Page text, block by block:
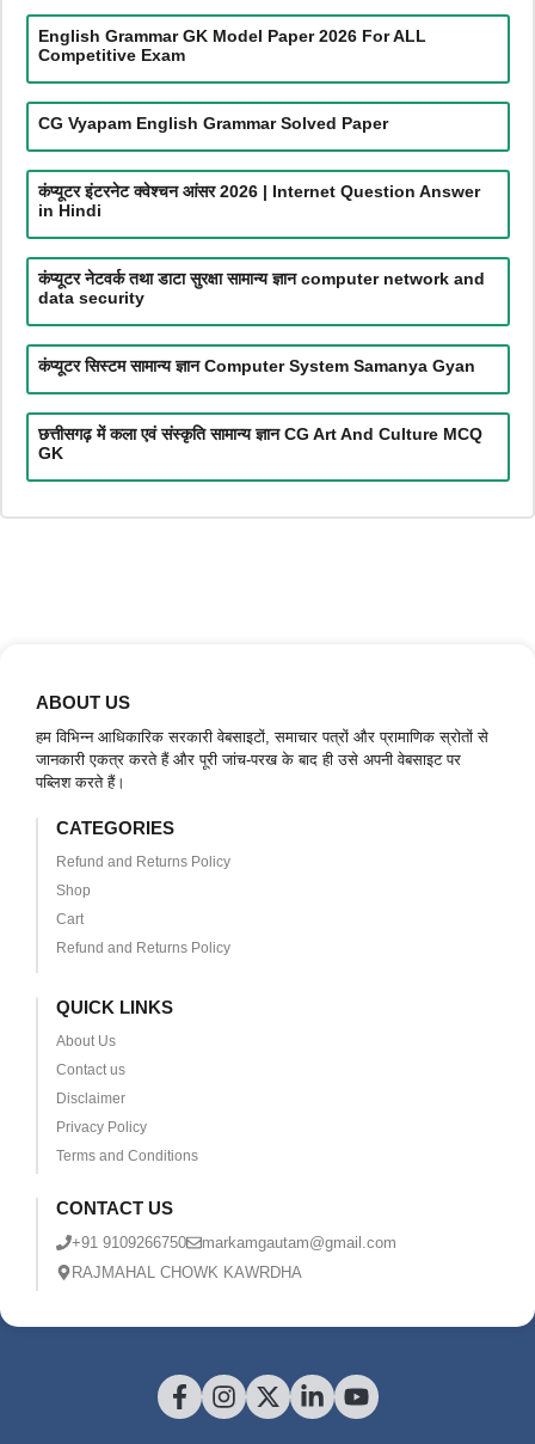
English Grammar GK Model Paper 2026 For ALL
Competitive Exam
CG Vyapam English Grammar Solved Paper
कंप्यूटर इंटरनेट क्वेश्चन आंसर 2026 | Internet Question Answer
in Hindi
कंप्यूटर नेटवर्क तथा डाटा सुरक्षा सामान्य ज्ञान computer network and
data security
कंप्यूटर सिस्टम सामान्य ज्ञान Computer System Samanya Gyan
छत्तीसगढ़ में कला एवं संस्कृति सामान्य ज्ञान CG Art And Culture MCQ
GK
ABOUT US
हम विभिन्न आधिकारिक सरकारी वेबसाइटों, समाचार पत्रों और प्रामाणिक स्रोतों से
जानकारी एकत्र करते हैं और पूरी जांच-परख के बाद ही उसे अपनी वेबसाइट पर
पब्लिश करते हैं।
CATEGORIES
Refund and Returns Policy
Shop
Cart
Refund and Returns Policy
QUICK LINKS
About Us
Contact us
Disclaimer
Privacy Policy
Terms and Conditions
CONTACT US
+91 9109266750
markamgautam@gmail.com
RAJMAHAL CHOWK KAWRDHA